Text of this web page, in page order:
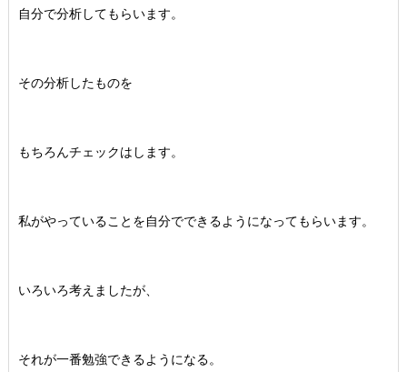
自分で分析してもらいます。
その分析したものを
もちろんチェックはします。
私がやっていることを自分でできるようになってもらいます。
いろいろ考えましたが、
それが一番勉強できるようになる。